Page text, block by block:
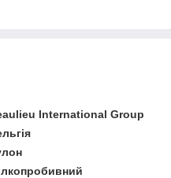
International Group